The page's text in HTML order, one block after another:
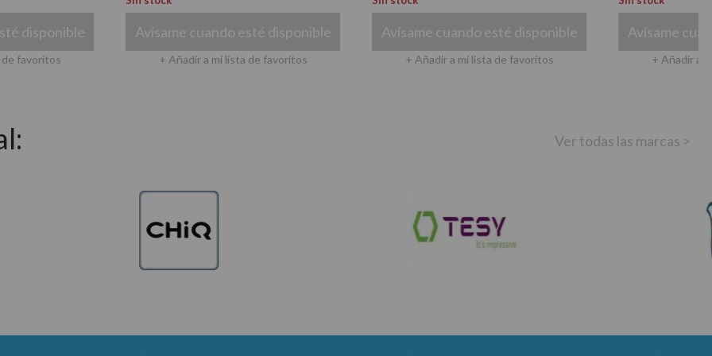
Avísame cuando esté disponible
+ Añadir a mi lista de favoritos
Avísame cuando esté disponible
+ Añadir a mi lista de favoritos
Avísame cuando
+ Añadir a mi lista
Ver todas las marcas >